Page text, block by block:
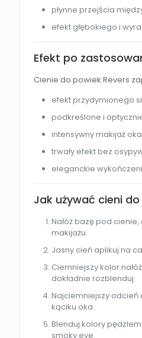
płynne przejścia
efekt głębokiego i
Efekt po
Cienie do powiek Revers
efekt przydymionego
podkreślone i
intensywny makijaż oka
trwały efekt bez
eleganckie
Jak używać cieni
Nałóż bazę pod
makijażu.
Jasny cień aplikuj na
Ciemniejszy kolor
dokładnie rozblenduj.
Najciemniejszy odcień
kąciku oka.
Blenduj kolory
smoky eye.